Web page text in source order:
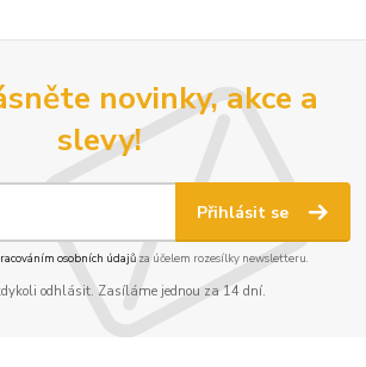
novinky, akce a
slevy!
Přihlásit se
osobních údajůza účelem rozesílky newsletteru.
odhlásit. Zasíláme jednou za 14 dní.